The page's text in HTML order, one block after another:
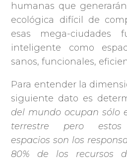
humanas que
ecológica difícil de
esas mega-ciudades
inteligente como
sanos, funcionales,
Para entender la
siguiente dato es
del mundo ocupan sólo
terrestre pero estos
espacios son los
80% de los recursos